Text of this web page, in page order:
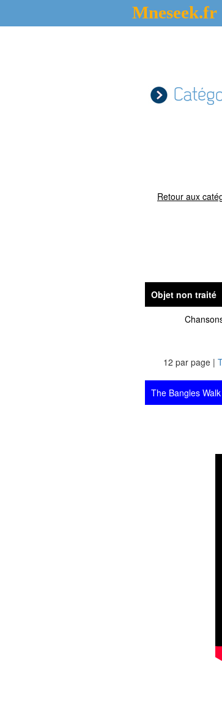
Mneseek.fr
Retour aux
Objet non traité
12 par page |
The Bangles